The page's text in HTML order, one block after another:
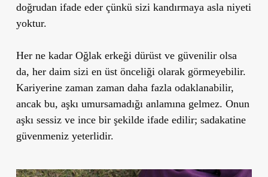
doğrudan ifade eder çünkü sizi kandırmaya asla niyeti
yoktur.
Her ne kadar Oğlak erkeği dürüst ve güvenilir olsa
da, her daim sizi en üst önceliği olarak görmeyebilir.
Kariyerine zaman zaman daha fazla odaklanabilir,
ancak bu, aşkı umursamadığı anlamına gelmez. Onun
aşkı sessiz ve ince bir şekilde ifade edilir; sadakatine
güvenmeniz yeterlidir.